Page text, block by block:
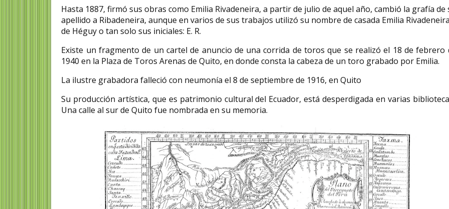
Hasta 1887, firmó sus obras como Emilia Rivadeneira, a partir de julio de aquel año, cambió la grafía de
apellido a Ribadeneira, aunque en varios de sus trabajos utilizó su nombre de casada Emilia Rivadeneira
de Héguy o tan solo sus iniciales: E. R.
Existe un fragmento de un cartel de anuncio de una corrida de toros que se realizó el 18 de febrero
1940 en la Plaza de Toros Arenas de Quito, en donde consta la cabeza de un toro grabado por Emilia.
La ilustre grabadora falleció con neumonía el 8 de septiembre de 1916, en Quito
Su producción artística, que es patrimonio cultural del Ecuador, está desperdigada en varias
Una calle al sur de Quito fue nombrada en su memoria.